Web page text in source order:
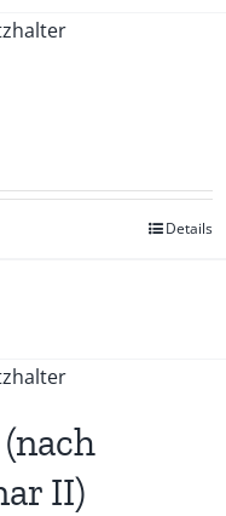
Details
II)